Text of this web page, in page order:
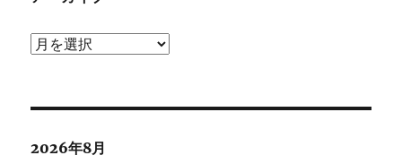
ア
ブ
2026年8月